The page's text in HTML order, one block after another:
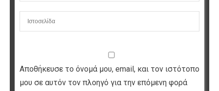
Αποθήκευσε το όνομά μου, email, και τον ιστότοπο
μου σε αυτόν τον πλοηγό για την επόμενη φορά